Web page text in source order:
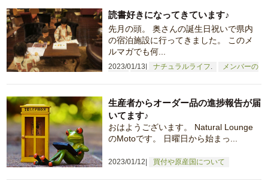
2023/01/13 ナチュラルライフ
メンバーの
読書好きになってきています♪
先月の頭。 奥さんの誕生日祝いで県内
の宿泊施設に行ってきました。 このメ
ルマガでも何...
2023/01/12 買付や原産国について
生産者からオーダー品の進捗報告が届
いてます♪
おはようございます。 Natural Lounge
のMotoです。 日曜日から始まっ...